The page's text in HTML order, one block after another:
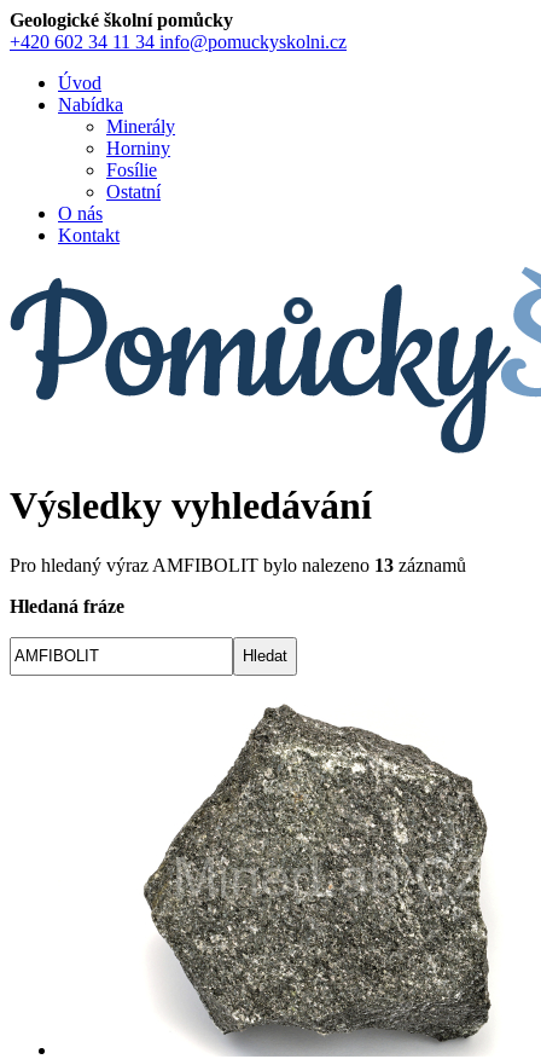
Geologické školní pomůcky
+420 602 34 11 34 info@pomuckyskolni.cz
Úvod
Nabídka
Minerály
Horniny
Fosílie
Ostatní
O nás
Kontakt
Výsledky vyhledávání
Pro hledaný výraz AMFIBOLIT bylo nalezeno 13 záznamů
Hledaná fráze